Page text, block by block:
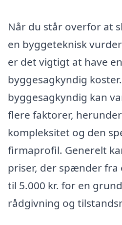
Når du står overfor at
en byggeteknisk
er det vigtigt at have
byggesagkyndig
byggesagkyndig kan
flere faktorer,
kompleksitet og den
firmaprofil. Generelt
priser, der spænder fra
til 5.000 kr. for en
rådgivning og